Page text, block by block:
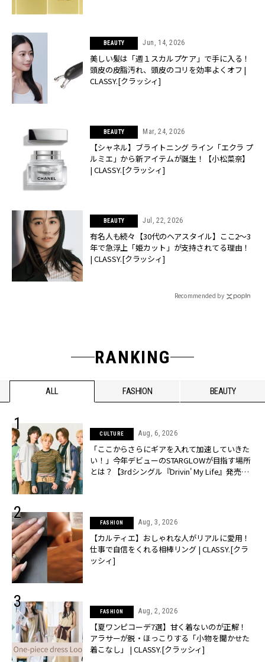
BEAUTY Jun, 14, 2026
美しい髪は「週１スカルプケア」で手に入る！
頭皮の皮脂汚れ、頭皮のコリを効率よくオフ |
CLASSY.[クラッシィ]
BEAUTY Mar, 24, 2026
【シャネル】ブライトニング ライン「エクラ プ
ルミエ」から新アイテムが誕生！【小松菜奈】
| CLASSY.[クラッシィ]
BEAUTY Jul, 22, 2026
有名人も続々【30代のヘアスタイル】ここ2〜3
年で急浮上「姫カット」が支持されてる理由！
| CLASSY.[クラッシィ]
Recommended by
RANKING
ALL FASHION BEAUTY
CULTURE Aug, 6, 2026
「ここからさらにギアを入れて加速していきた
い！」今年デビューのSTARGLOWが目指す場所
とは？【3rdシングル『Drivin' My Life』発売】 |
FASHION Aug, 3, 2026
【カルティエ】おしゃれな人がリアルに愛用！
仕事で自信をくれる相棒リング | CLASSY.[クラ
ッシィ]
FASHION Aug, 2, 2026
【夏ワンピコーデ7選】甘く着ないのが正解！
アラサーが脱・ほっこりする「小物を聞かせた
着こなし」 | CLASSY.[クラッシィ]